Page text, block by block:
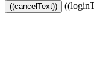
((cancelText))